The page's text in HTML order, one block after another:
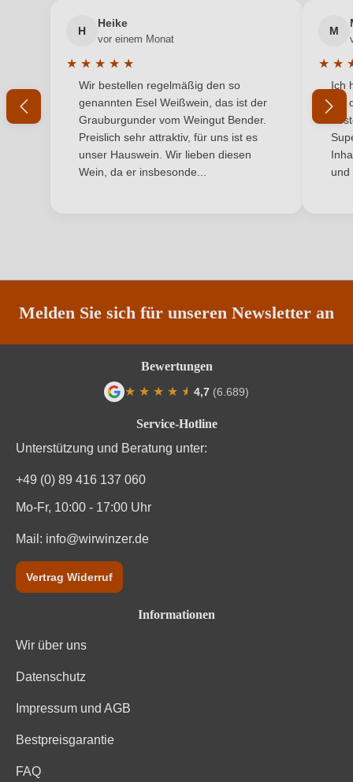
Land Deutschland
Qualität Qualitätswein
Müller-Thurgau / Rivaner
Traubenfarbe
Vegan Ja
Ihre E-Mail-Adresse
Ihr Passwort
Ich habe mein Passwort vergessen
H
Heike
vor einem Monat
★ ★ ★ ★ ★
Durchschnittliche Bewertung von 5 von 5 Sternen
Wir bestellen regelmäßig den so
genannten Esel Weißwein, das ist der
Grauburgunder vom Weingut Bender.
Preislich sehr attraktiv, für uns ist es
unser Hauswein. Wir lieben diesen
Wein, da er insbesonde...
M
★ ★
Ich
mit
und
Melden Sie sich für unseren Newsletter an
Service-Hotline
Unterstützung und Beratung unter:
+49 (0) 89 416 137 060
Mo-Fr, 10:00 - 17:00 Uhr
Mail: info@wirwinzer.de
Vertrag Widerruf
Informationen
Wir über uns
Datenschutz
Impressum und AGB
Bestpreisgarantie
FAQ
Bewertungen
★ ★ ★ ★ ★
★ 4,7 (6.689)